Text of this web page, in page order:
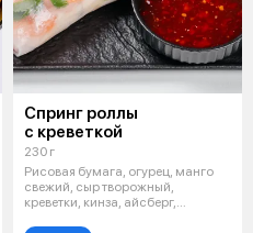
Спринг роллы
с креветкой
230 г
Рисовая бумага, огурец, манго
свежий, сыр творожный,
креветки, кинза, айсберг,